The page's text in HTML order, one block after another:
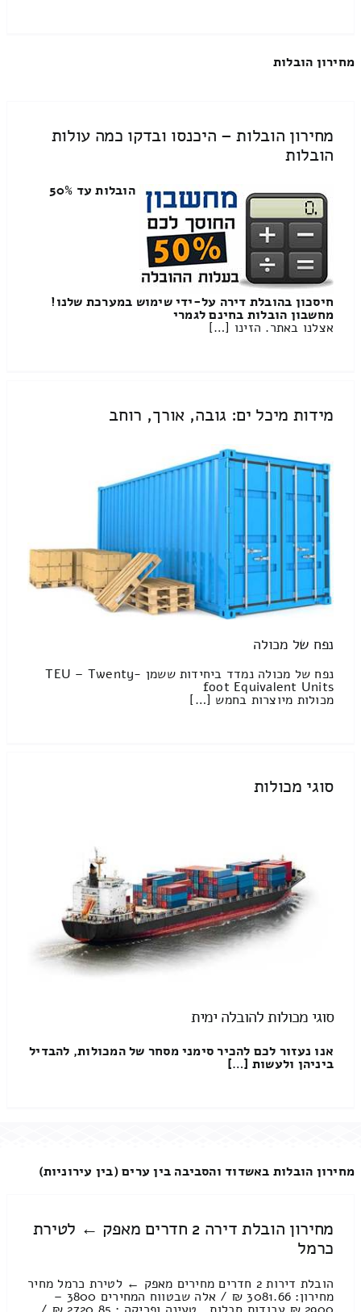
מחירון הובלות
מחירון הובלות – היכנסו ובדקו כמה עולות
הובלות
הובלות עד 50%
חיסכון בהובלת דירה על-ידי שימוש במערכת שלנו!
מחשבון הובלות בחינם לגמרי
אצלנו באתר. הזינו […]
מידות מיכל ים: גובה, אורך, רוחב
נפח של מכולה
נפח של מכולה נמדד ביחידות ששמן TEU – Twenty-
foot Equivalent Units
מכולות מיוצרות בחמש […]
סוגי מכולות
סוגי מכולות להובלה ימית
אנו נעזור לכם להכיר סימני מסחר של המכולות, להבדיל
ביניהן ולעשות […]
מחירון הובלות באשדוד והסביבה בין ערים (בין עירוניות)
מחירון הובלת דירה 2 חדרים מאפק ← לטירת
כרמל
הובלת דירות 2 חדרים מחירים מאפק ← לטירת כרמל מחיר
מחירון: 3081.66 ₪ / אלה שבטווח המחירים 3800 –